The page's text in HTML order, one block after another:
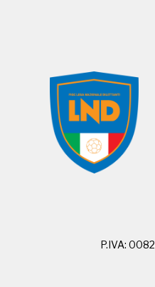
P.IVA: